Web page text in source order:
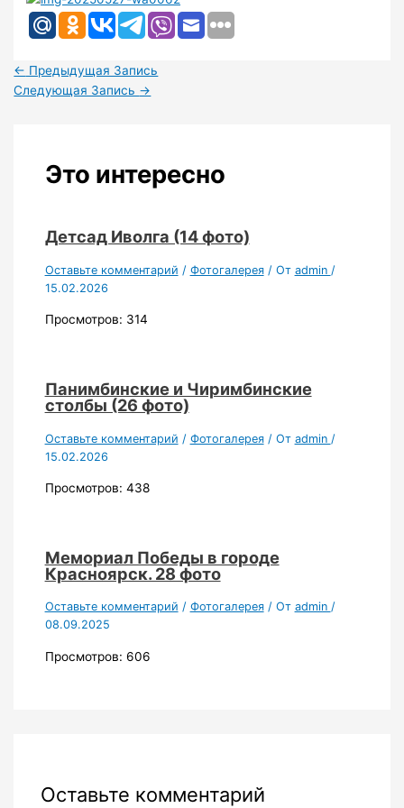
← Предыдущая Запись
Следующая Запись →
Это интересно
Детсад Иволга (14 фото)
Оставьте комментарий / Фотогалерея/ От admin /
15.02.2026
Просмотров: 314
Панимбинские и Чиримбинские
столбы (26 фото)
Оставьте комментарий / Фотогалерея/ От admin /
15.02.2026
Просмотров: 438
Мемориал Победы в городе
Красноярск. 28 фото
Оставьте комментарий / Фотогалерея/ От admin /
08.09.2025
Просмотров: 606
Оставьте комментарий